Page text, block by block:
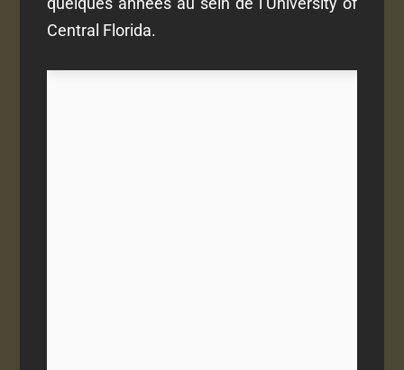
Central Florida.